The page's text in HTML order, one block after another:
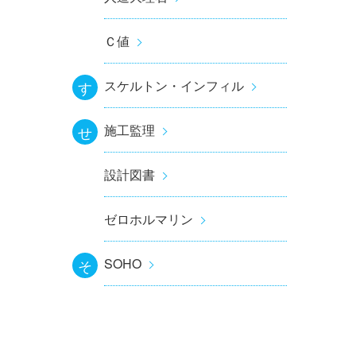
Ｃ値
す スケルトン・インフィル
せ 施工監理
設計図書
ゼロホルマリン
そ SOHO